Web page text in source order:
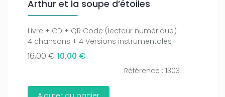
Arthur et la soupe d’étoiles
Livre + CD + QR Code (lecteur numérique)
4 chansons + 4 Versions instrumentales
16,00 € 10,00 €
Référence : 1303